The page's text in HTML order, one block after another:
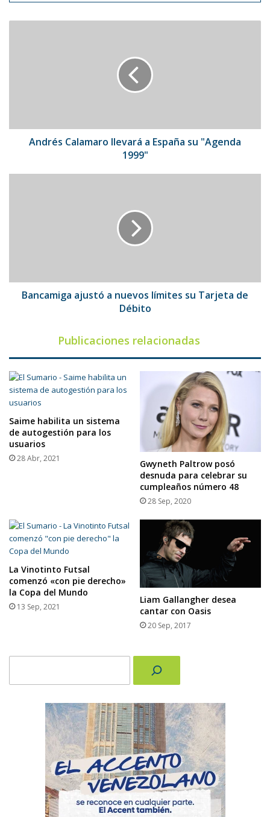
Andrés Calamaro llevará a España su "Agenda
1999"
Débito
Bancamiga ajustó a nuevos límites su Tarjeta de
Débito
Publicaciones relacionadas
Saime habilita un sistema
de autogestión para los
usuarios
28 Abr, 2021
Gwyneth Paltrow posó
desnuda para celebrar su
cumpleaños número 48
28 Sep, 2020
La Vinotinto Futsal
comenzó «con pie derecho»
la Copa del Mundo
13 Sep, 2021
Liam Gallangher desea
cantar con Oasis
20 Sep, 2017